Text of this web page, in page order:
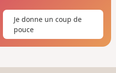
Je donne un coup de
pouce